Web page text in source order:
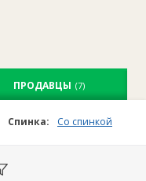
ПРОДАВЦЫ (7)
Спинка: Со спинкой